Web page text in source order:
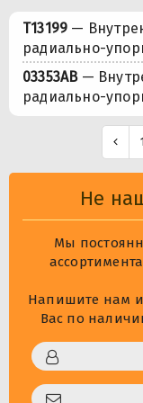
T13199 —
радиально-
03353AB—
радиально-
1
Не
Мы
Напишите нам и
Вас по